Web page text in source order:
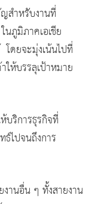
สำหรับงานที่
นภูมิภาคเอเชีย
โดยจะมุ่งเน้นไปที่
ให้บรรลุเป้าหมาย
บริการธุรกิจที่
ไปจนถึงการ
งานอื่น ๆ ทั้งสายงาน